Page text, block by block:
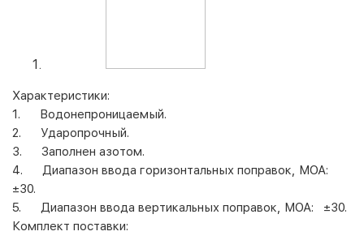
Характеристики:
1. Водонепроницаемый.
2. Ударопрочный.
3. Заполнен азотом.
4. Диапазон ввода горизонтальных поправок, МОА:
±30.
5. Диапазон ввода вертикальных поправок, МОА: ±30.
Комплект поставки: